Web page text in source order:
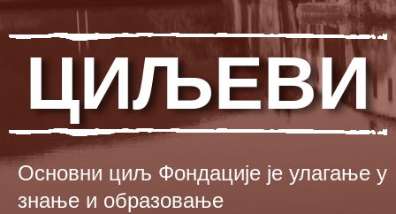
ЦИЉЕВИ
Основни циљ Фондације је улагање у
знање и образовање